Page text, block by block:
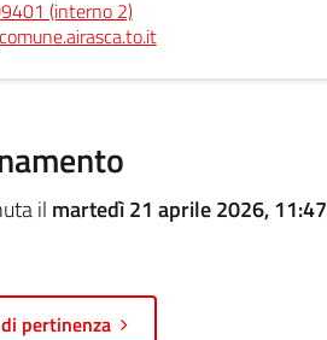
(interno 2)
il martedì 21 aprile 2026, 11:47
di pertinenza